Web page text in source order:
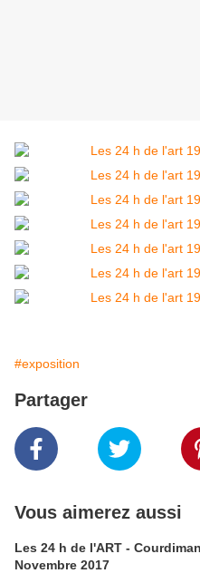
#exposition
Partager
Vous aimerez aussi
Les 24 h de l'ART -
Novembre 2017